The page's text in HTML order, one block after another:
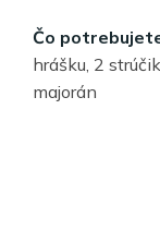
Čo
hrášku, 2
majorán